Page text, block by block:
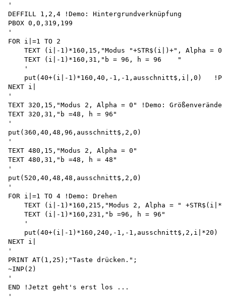
'
DEFFILL 1,2,4 !Demo: Hintergrundverknüpfung
PBOX 0,0,319,199
'
FOR i|=1 TO 2
    TEXT (i|-1)*160,15,"Modus "+STR$(i|)+", Alpha = 0"
    TEXT (i|-1)*160,31,"b = 96, h = 96    "
    '
put(40+(i|-1)*160,40,-1,-1,ausschnitt$,i|,0)
NEXT i|
'
TEXT 320,15,"Modus 2, Alpha = 0" !Demo:
TEXT 320,31,"b =48, h = 96"
'
put(360,40,48,96,ausschnitt$,2,0)
'
TEXT 480,15,"Modus 2, Alpha = 0"
TEXT 480,31,"b =48, h = 48"
'
put(520,40,48,48,ausschnitt$,2,0)
'
FOR i|=1 TO 4 !Demo: Drehen
TEXT (i|-1)*160,215,"Modus 2, Alpha = "
    TEXT (i|-1)*160,231,"b =96, h = 96"
    '
    put(40+(i|-1)*160,240,-1,-1,ausschnitt$,2,i|*20)
NEXT i|
'
PRINT AT(1,25);"Taste drücken.";
~INP(2)
'
END !Jetzt geht's erst los ...
'